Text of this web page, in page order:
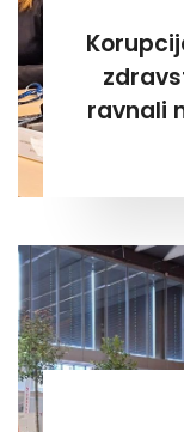
ravnali
za